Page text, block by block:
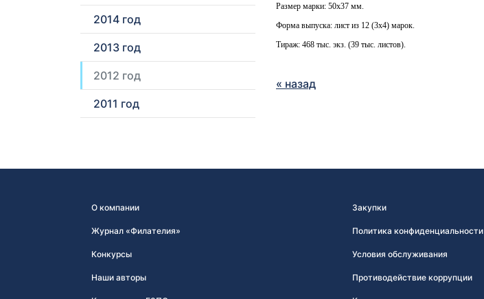
2014 год
2013 год
2012 год
2011 год
Размер марки: 50х37 мм.
Форма выпуска: лист из 12 (3х4) марок.
Тираж: 468 тыс. экз. (39 тыс. листов).
« назад
О компании
Журнал «Филателия»
Конкурсы
Наши авторы
Закупки
Политика конфиденциальности
Условия обслуживания
Противодействие коррупции